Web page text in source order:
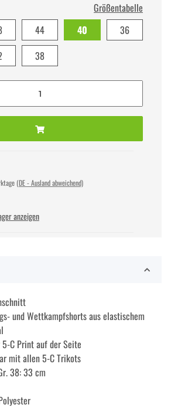
Größentabelle
44 40
36
38
(DE - Ausland abweichend)
anzeigen
und Wettkampfshorts aus elastischem
C Print auf der Seite
mit allen 5-C Trikots
38: 33 cm